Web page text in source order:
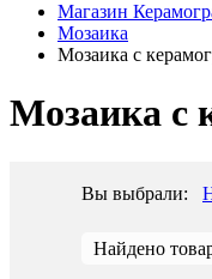
Магазин
Мозаика
Мозаика с
Мозаика с
Вы выбрали:
Найдено